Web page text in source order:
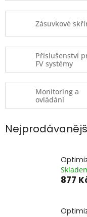
Zásuvkové
Příslušenství
FV systémy
Monitoring a
ovládání
877